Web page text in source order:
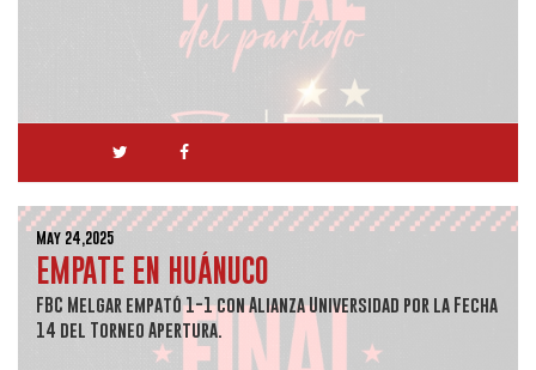
May 24,2025
EMPATE EN HUÁNUCO
FBC Melgar empató 1-1 con Alianza Universidad por la Fecha
14 del Torneo Apertura.